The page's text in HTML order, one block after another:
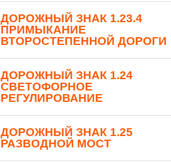
ДОРОЖНЫЙ ЗНАК 1.23.4
ПРИМЫКАНИЕ
ВТОРОСТЕПЕННОЙ ДОРОГИ
ДОРОЖНЫЙ ЗНАК 1.24
СВЕТОФОРНОЕ
РЕГУЛИРОВАНИЕ
ДОРОЖНЫЙ ЗНАК 1.25
РАЗВОДНОЙ МОСТ